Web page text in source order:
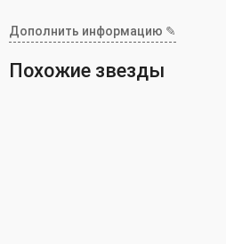
Дополнить информацию ✎
Похожие звезды